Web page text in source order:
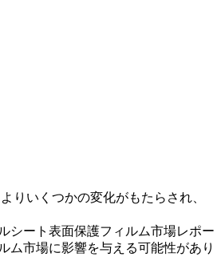
りいくつかの変化がもたらされ、
シート表面保護フィルム市場レポー
ム市場に影響を与える可能性があり